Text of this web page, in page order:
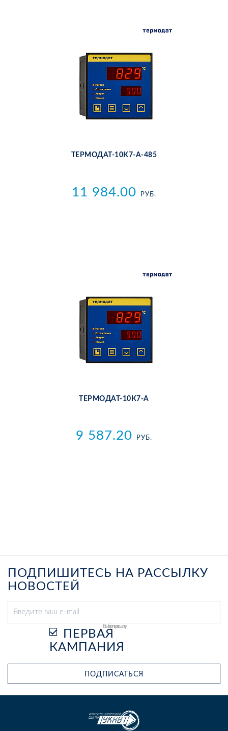
ТЕР­МО­ДАТ-10К7-А-485
11 984.00 РУБ.
ТЕР­МО­ДАТ-10К7-А
9 587.20 РУБ.
ПОДПИШИТЕСЬ НА РАССЫЛКУ
НОВОСТЕЙ
Выберите рассылку
ПЕРВАЯ
КАМПАНИЯ
ПОДПИСАТЬСЯ